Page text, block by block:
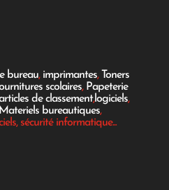
bureau, imprimantes, Toners
scolaires, Papeterie
de classement,logiciels,
Materiels bureautiques,
sécurité informatique...